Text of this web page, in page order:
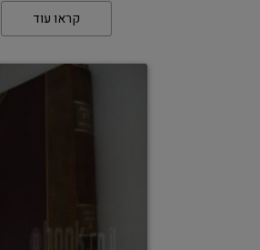
קראו עוד